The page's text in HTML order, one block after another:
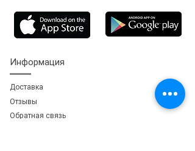
Информация
Доставка
Отзывы
Обратная связь